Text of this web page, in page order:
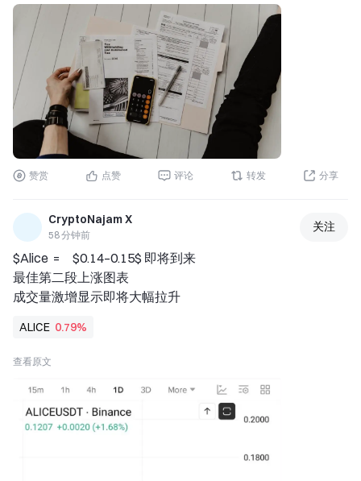
赞赏 点赞 评论 转发 分享
CryptoNajam X
58 分钟前
关注
$Alice  =     $0.14–0.15$ 即将到来
最佳第二段上涨图表
成交量激增显示即将大幅拉升
ALICE 0.79%
查看原文